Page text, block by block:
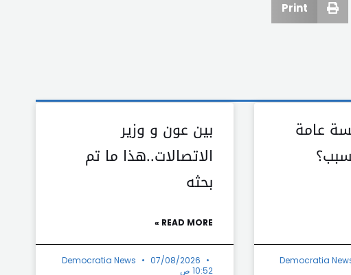
Print
عامة
Democratia
بين عون و وزير
الاتصالات..هذا ما تم
بحثه
READ MORE »
Democratia News
07/08/2026
10:52 ص